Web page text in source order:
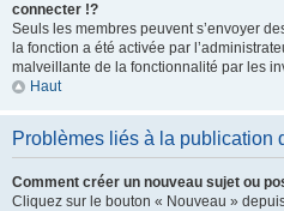
connecter !?
Seuls les membres peuvent s’envoyer
la fonction a été activée par
malveillante de la fonctionnalité par les
Haut
Problèmes liés à la publication
Comment créer un nouveau sujet ou
Cliquez sur le bouton « Nouveau »